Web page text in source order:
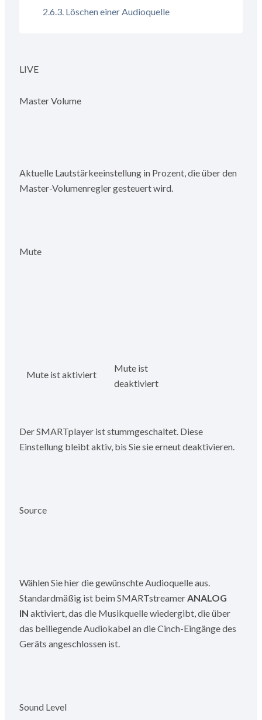
Löschen einer Audioquelle
LIVE
Master Volume
Aktuelle Lautstärkeeinstellung in Prozent, die über den
Master-Volumenregler gesteuert wird.
Mute
Mute ist aktiviert
Mute ist
deaktiviert
Der SMARTplayer ist stummgeschaltet. Diese
Einstellung bleibt aktiv, bis Sie sie erneut deaktivieren.
Source
Wählen Sie hier die gewünschte Audioquelle aus.
Standardmäßig ist beim SMARTstreamerANALOG
IN aktiviert, das die Musikquelle wiedergibt, die über
das beiliegende Audiokabel an die Cinch-Eingänge des
Geräts angeschlossen ist.
Sound Level